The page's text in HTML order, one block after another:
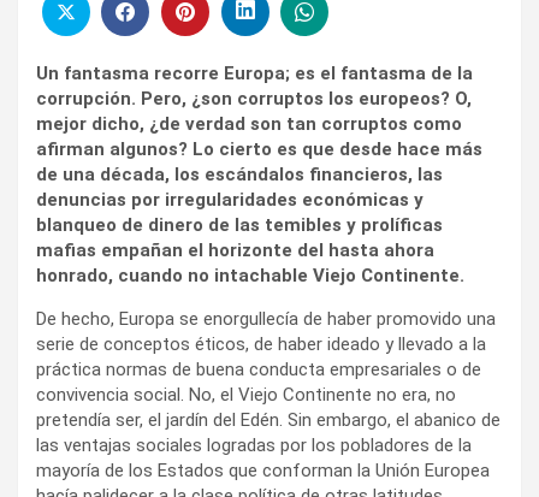
Un fantasma recorre Europa; es el fantasma de la
corrupción. Pero, ¿son corruptos los europeos? O,
mejor dicho, ¿de verdad son tan corruptos como
afirman algunos? Lo cierto es que desde hace más
de una década, los escándalos financieros, las
denuncias por irregularidades económicas y
blanqueo de dinero de las temibles y prolíficas
mafias empañan el horizonte del hasta ahora
honrado, cuando no intachable Viejo Continente.
De hecho, Europa se enorgullecía de haber promovido una
serie de conceptos éticos, de haber ideado y llevado a la
práctica normas de buena conducta empresariales o de
convivencia social. No, el Viejo Continente no era, no
pretendía ser, el jardín del Edén. Sin embargo, el abanico de
las ventajas sociales logradas por los pobladores de la
mayoría de los Estados que conforman la Unión Europea